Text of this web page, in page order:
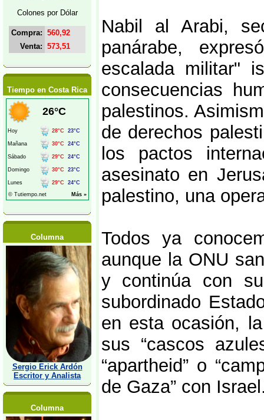
Colones por Dólar
Compra: 560,92
Venta: 573,51
Tiempo en Costa Rica
Columna
Sergio Erick Ardón
Escritor y Analista
Columna
Nabil al Arabi,
panárabe,
escalada militar"
consecuencias
palestinos.
de derechos
los pactos
asesinato en
palestino, una
Todos ya
aunque la ONU
y continúa con
subordinado
en esta ocasión,
sus “cascos
“apartheid” o
de Gaza” con